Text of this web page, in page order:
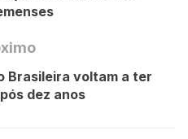
Brasileira voltam a ter
dez anos